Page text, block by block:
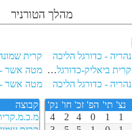
מהלך הטורניר
נהריה - כדורגל הליכה
קרית ביאליק-כדורגל בהליכה
נהריה - כדורגל הליכה
נצ' תי' הפ' זכ' חו' נק'
1
1
0
4
2
4
קבוצה